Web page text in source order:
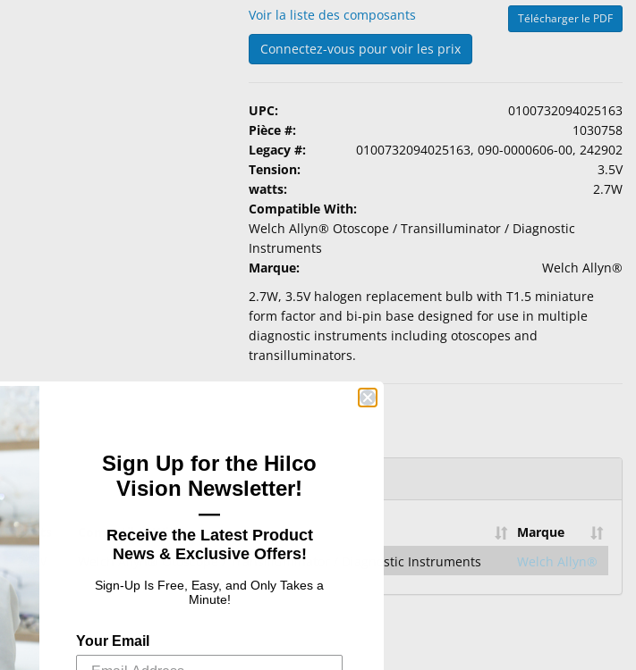
Voir la liste des composants Télécharger le PDF
Connectez-vous pour voir les prix
UPC:
0100732094025163
Pièce #:
1030758
Legacy #:
0100732094025163, 090-0000606-00, 242902
Tension:
3.5V
watts:
2.7W
Compatible With:
Welch Allyn® Otoscope / Transilluminator / Diagnostic
Instruments
Marque:
Welch Allyn®
2.7W, 3.5V halogen replacement bulb with T1.5 miniature
form factor and bi-pin base designed for use in multiple
diagnostic instruments including otoscopes and
transilluminators.
watts Compatible With
Marque
Welch Allyn® Otoscope / Transilluminator / Diagnostic Instruments Welch Allyn®
Sign Up for the Hilco
Vision Newsletter!
—
Receive the Latest Product
News & Exclusive Offers!
Sign-Up Is Free, Easy, and Only Takes a
Minute!
Your Email